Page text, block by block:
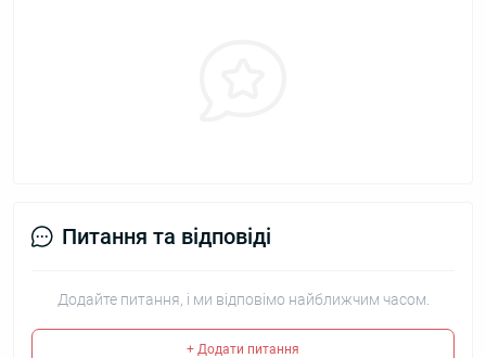
Питання та відповіді
Додайте питання, і ми відповімо найближчим часом.
+ Додати питання